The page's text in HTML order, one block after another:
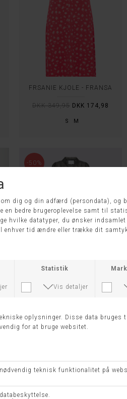
S M
FRSANIE KJOLE - FRANSA
DKK 349,95 DKK 174,98
KJOLE 243114 - JOSEPH RIBKOFF
-50%
XS S
-50%